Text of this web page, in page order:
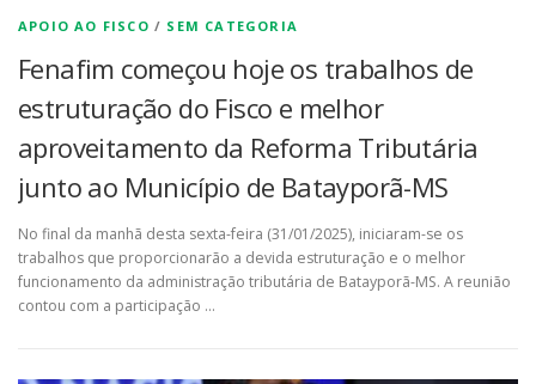
APOIO AO FISCO / SEM CATEGORIA
Fenafim começou hoje os trabalhos de
estruturação do Fisco e melhor
aproveitamento da Reforma Tributária
junto ao Município de Batayporã-MS
No final da manhã desta sexta-feira (31/01/2025), iniciaram-se os
trabalhos que proporcionarão a devida estruturação e o melhor
funcionamento da administração tributária de Batayporã-MS. A reunião
contou com a participação …